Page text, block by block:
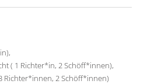
( 1 Richter*in, 2 Schöff*innen),
Richter*innen, 2 Schöff*innen)